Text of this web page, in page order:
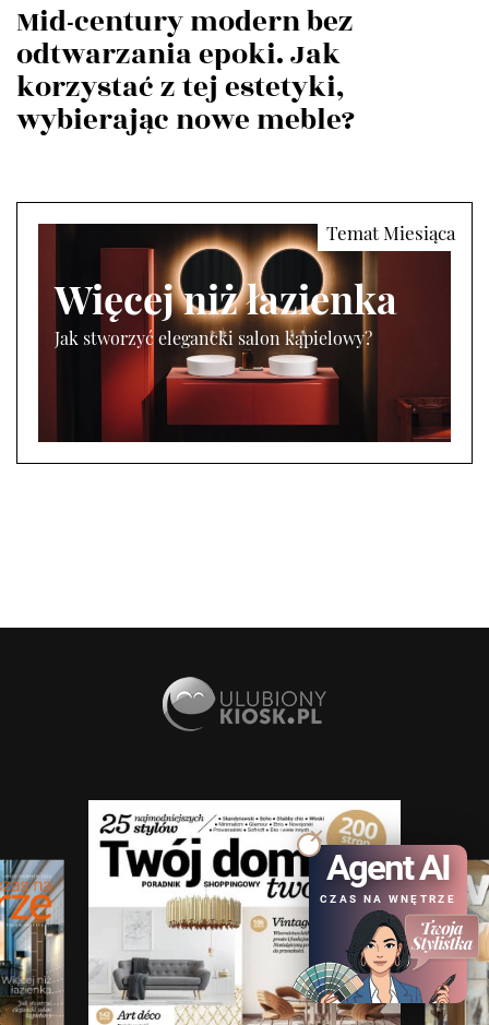
Mid-century modern bez
odtwarzania epoki. Jak
korzystać z tej estetyki,
wybierając nowe meble?
Więcej niż łazienka
Jak stworzyć elegancki salon kąpielowy?
Agent AI
CZAS NA WNĘTRZE